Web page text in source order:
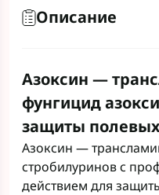
Описание
Азоксин —
фунгицид
защиты полевых
Азоксин —
стробилуринов с
действием для